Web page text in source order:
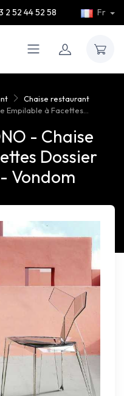
2 52 44 52 58 Fr
Chaise restaurant
Empilable à Facettes...
- Chaise
Dossier
Vondom